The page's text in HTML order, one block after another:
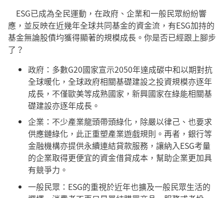
ESG已成為全民運動，在政府、企業和一般民眾紛紛響
應，並反映在近幾年全球共同基金的資金流，有ESG加持的
基金無論股債均獲得顯著的規模成長。你是否已經跟上腳步
了？
政府：多數G20國家宣示2050年達成碳中和以期對抗
全球暖化，全球政府相關基礎建設之投資規模亦逐年
成長，不僅歐美等成熟國家，新興國家在綠能相關基
礎建設亦逐年成長。
企業：不少產業龍頭帶頭綠化，除嚴以律己、也要求
供應鏈綠化，此正重塑產業遊戲規則。再者，銀行等
金融機構亦提供永續連結貸款服務，讓納入ESG考量
的企業取得更便宜的資金借貸成本，幫助企業更加具
有競爭力。
一般民眾：ESG的重視於近年也擴及一般民眾生活的